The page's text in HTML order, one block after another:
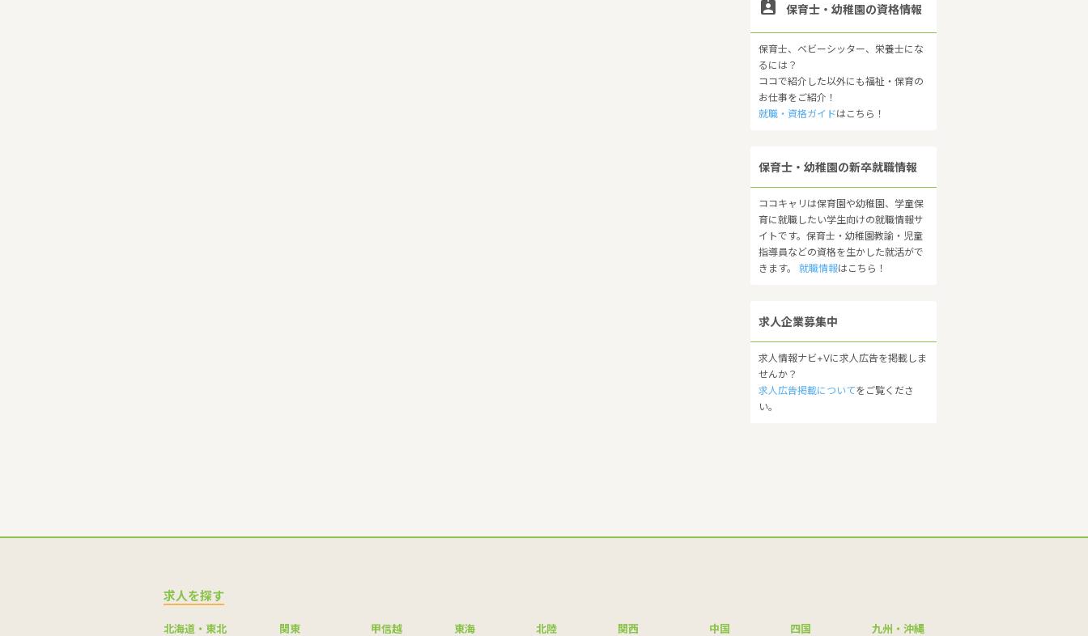
 保育士・幼稚園の資格情報
保育士、ベビーシッター、栄養士にな
るには？
ココで紹介した以外にも福祉・保育の
お仕事をご紹介！
就職・資格ガイドはこちら！
保育士・幼稚園の新卒就職情報
ココキャリは保育園や幼稚園、学童保
育に就職したい学生向けの就職情報サ
イトです。保育士・幼稚園教諭・児童
指導員などの資格を生かした就活がで
きます。 就職情報はこちら！
求人企業募集中
求人情報ナビ+Vに求人広告を掲載しま
せんか？
求人広告掲載についてをご覧くださ
い。
求人を探す
北海道・東北 関東 甲信越 東海 北陸 関西 中国 四国 九州・沖縄